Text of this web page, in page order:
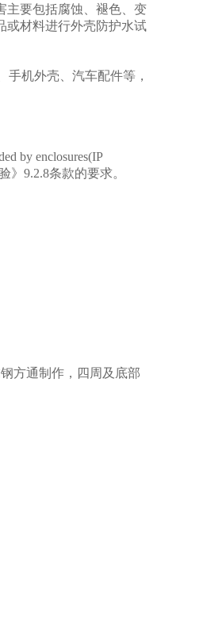
主要包括腐蚀、褪色、变
或材料进行外壳防护水试
机外壳、汽车配件等，
by enclosures(IP
》 9.2.8条款的要求。
方通制作，四周及底部